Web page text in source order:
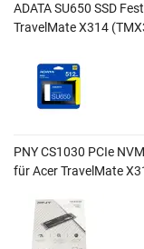
ADATA SU650 SSD
TravelMate X314
PNY CS1030 PCIe
für Acer TravelMate